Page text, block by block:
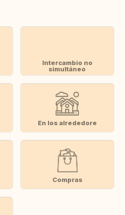
Intercambio no
simultáneo
En los alrededore
Compras